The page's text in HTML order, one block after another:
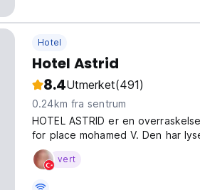
Hotel
Hotel Astrid
8.4Utmerket(491)
0.24km fra sentrum
HOTEL ASTRID er en
for place mohamed V. Den har
rent bad........
vert